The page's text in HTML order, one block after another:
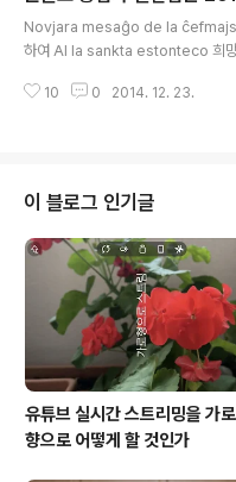
Ĉinio, Hungario, Japanio,
no kaj Rusio. Ĉi-jar..
Novjara mesaĝo de la
하여 Al la sankta estonteco 희망
축합니다. Jam eklumiĝis la
국가적으로는 세월호 ..
10 0 2014. 12. 23.
이 블로그 인기글
유튜브 실시간 스트리밍을 가
향으로 어떻게 할 것인가